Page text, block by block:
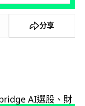
分享